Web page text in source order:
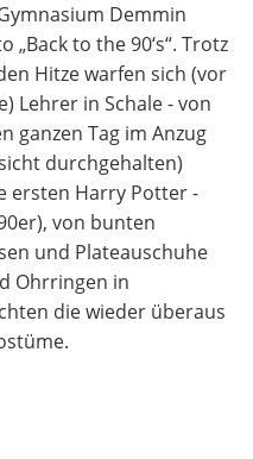
Demmin
to the 90‘s“. Trotz
Hitze warfen sich (vor
Lehrer in Schale - von
ganzen Tag im Anzug
durchgehalten)
ersten Harry Potter -
von bunten
und Plateauschuhe
Ohrringen in
die wieder überaus